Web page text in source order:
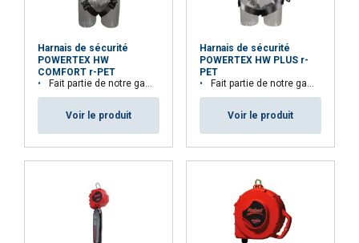
Harnais de sécurité
POWERTEX HW
COMFORT r-PET
Fait partie de notre gamme Aspire™. 33,3% de matières recyclées
Voir le produit
Harnais de sécurité
POWERTEX HW PLUS r-
PET
Fait partie de notre gamme Aspire™. 29,1% de matières recyclées
Voir le produit